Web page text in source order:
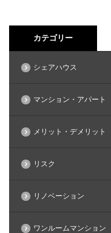
カテゴリー
シェアハウス
マンション・アパート
メリット・デメリット
リスク
リノベーション
ワンルームマンション